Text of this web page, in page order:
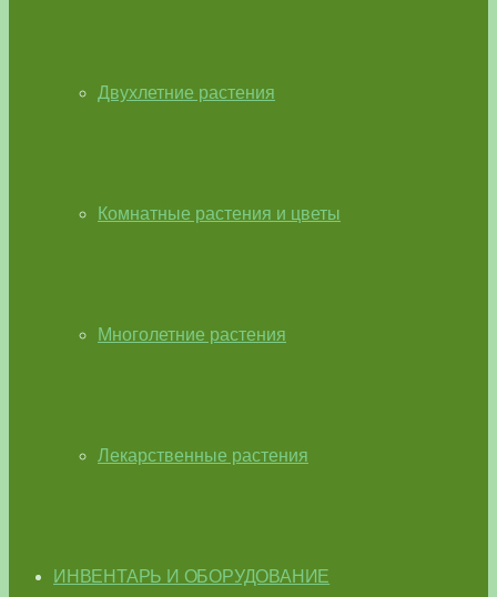
Двухлетние растения
Комнатные растения и цветы
Многолетние растения
Лекарственные растения
ИНВЕНТАРЬ И ОБОРУДОВАНИЕ